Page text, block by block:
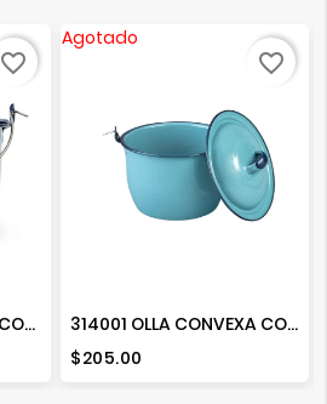
32632 OLLA CONVEXA CON TAPA 18 A.T.
favorite_border
Agotado
314001 OLLA CONVEXA CON TAPA NO.14 A.T
Precio
$205.00
favorite_border